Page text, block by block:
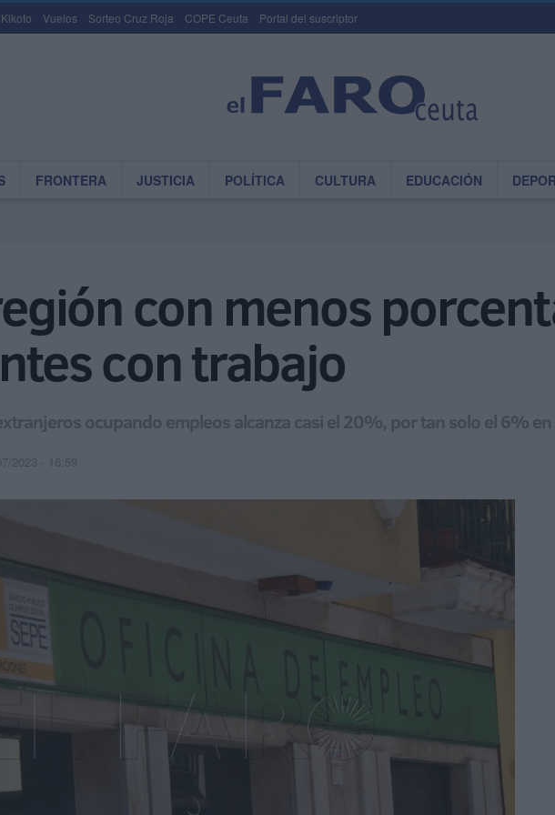
Vuelos Sorteo Cruz Roja COPE Ceuta Portal del suscriptor
FRONTERA JUSTICIA POLÍTICA CULTURA EDUCACIÓN
con menos
con trabajo
ocupando empleos alcanza casi el 20%, por tan solo el 6%
2023 - 16:59